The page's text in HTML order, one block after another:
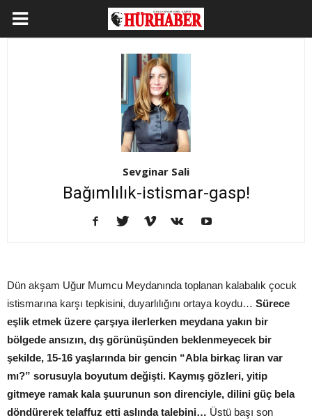
Sevginar Sali
Bağımlılık-istismar-gasp!
Dün akşam Uğur Mumcu Meydanında toplanan kalabalık çocuk
istismarına karşı tepkisini, duyarlılığını ortaya koydu… Sürece
eşlik etmek üzere çarşıya ilerlerken meydana yakın bir
bölgede ansızın, dış görünüşünden beklenmeyecek bir
şekilde, 15-16 yaşlarında bir gencin “Abla birkaç liran var
mı?” sorusuyla boyutum değişti. Kaymış gözleri, yitip
gitmeye ramak kala şuurunun son direnciyle, dilini güç bela
döndürerek telaffuz etti aslında talebini… Üstü başı son